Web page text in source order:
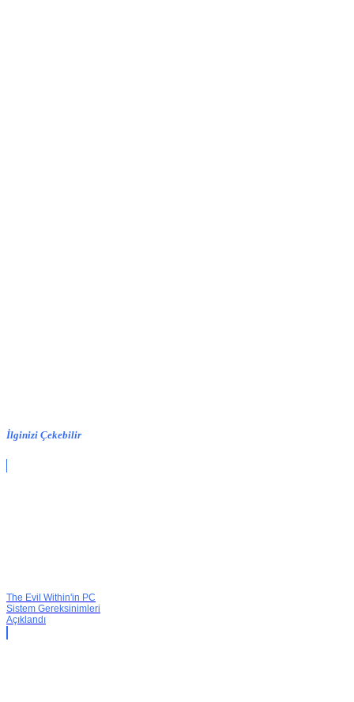
İlginizi Çekebilir
The Evil Within'in PC
Sistem Gereksinimleri
Açıklandı